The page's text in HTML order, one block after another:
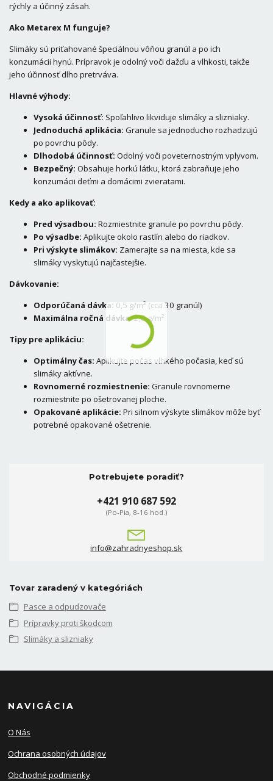
rýchly a účinný zásah.
Ako Metarex M funguje?
Slimáky sú priťahované špeciálnou vôňou granúl a po ich
konzumácii hynú. Prípravok je odolný voči dažďu a vlhkosti, takže
jeho účinnosť dlho pretrváva.
Hlavné výhody:
Vysoká účinnosť: Spoľahlivo likviduje slimáky a slizniaky.
Jednoduchá aplikácia: Granule sa jednoducho rozhadzujú
po povrchu pôdy.
Dlhodobá účinnosť: Odolný voči poveternostným vplyvom.
Bezpečný: Obsahuje horkú látku, ktorá zabraňuje jeho
konzumácii deťmi a domácimi zvieratami.
Kedy a ako aplikovať:
Pred výsadbou: Rozmiestnite granule po povrchu pôdy.
Po výsadbe: Aplikujte okolo rastlín alebo do riadkov.
Pri výskyte slimákov: Zamerajte sa na miesta, kde sa
slimáky vyskytujú najčastejšie.
Dávkovanie:
Odporúčaná dávka: 0,5 g/m² (cca 30 granúl)
Maximálna ročná dávka:2,8 g/m²
Tipy pre aplikáciu:
Optimálny čas: Aplikujte počas vlhkého počasia, keď sú
slimáky aktívne.
Rovnomerné rozmiestnenie: Granule rovnomerne
rozmiestnite po ošetrovanej ploche.
Opakované aplikácie: Pri silnom výskyte slimákov môže byť
potrebné opakované ošetrenie.
Potrebujete poradiť?
+421 910 687 592
(Po-Pia, 8-16 hod.)
info@zahradnyeshop.sk
Tovar zaradený v kategóriách
Pasce a odpudzovače
Prípravky proti škodcom
Slimáky a slizniaky
NAVIGÁCIA
O Nás
Ochrana osobných údajov
Obchodné podmienky